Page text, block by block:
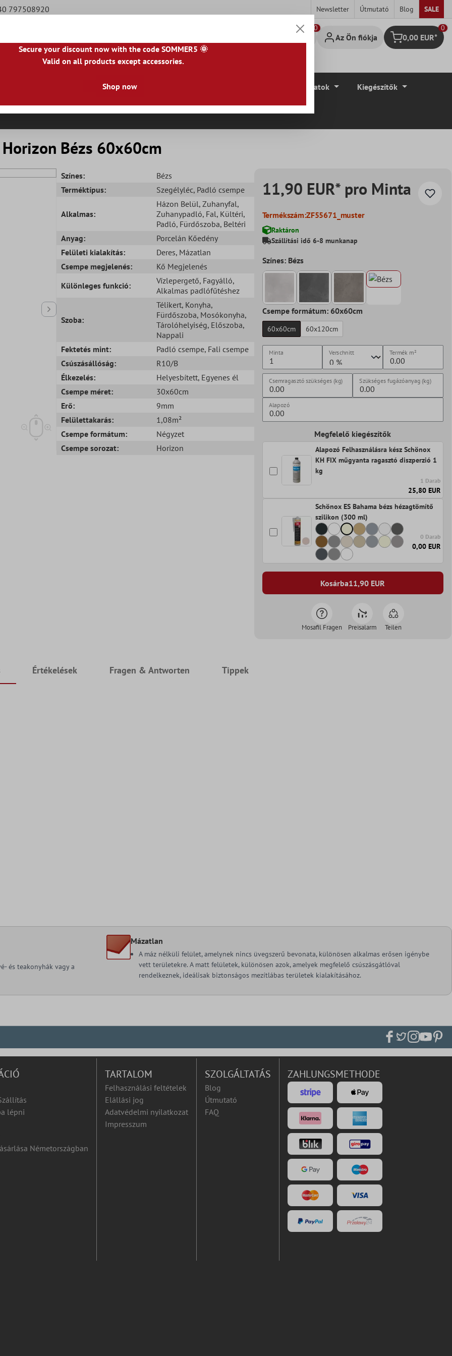
797508920 Newsletter Útmutató Blog SALE
Az Ön fiókja Bevásárló kosár
0
0,00 EUR*
|PL|PT|FI|GR|RO|NO|HU|BG|HR|
Teraszlapok Padlóburkolatok Kiegészítők
Bézs 60x60cm
Színes:
Bézs
Terméktípus:
Szegélyléc, Padló csempe
Alkalmas:
Házon Belül, Zuhanyfal,
Zuhanypadló, Fal, Kültéri,
Padló, Fürdőszoba, Beltéri
Anyag:
Porcelán Kőedény
Felületi kialakítás:
Deres, Mázatlan
Csempe megjelenés:
Kő Megjelenés
Különleges funkció:
Vízlepergető, Fagyálló,
Alkalmas padlófűtéshez
Szoba:
Télikert, Konyha,
Fürdőszoba, Mosókonyha,
Tárolóhelyiség, Előszoba,
Nappali
Fektetés mint:
Padló csempe, Fali csempe
Csúszásállóság:
R10/B
Élkezelés:
Helyesbített, Egyenes él
Csempe méret:
30x60cm
Erő:
9mm
Felülettakarás:
1,08m²
Csempe formátum:
Négyzet
Csempe sorozat:
Horizon
11,90 EUR* pro Minta
Termékszám:ZF55671_muster
Raktáron
Szállítási idő 6-8 munkanap
Színes: Bézs
Csempe formátum: 60x60cm
60x60cm 60x120cm
Minta Verschnitt Termék m²
Csemragasztó szükséges (kg) Szükséges fugázóanyag (kg)
Alapozó
Megfelelő kiegészítők
Alapozó Felhasználásra kész Schönox
KH FIX műgyanta ragasztó diszperzió 1
kg
1 Darab
25,80 EUR
Schönox ES Bahama bézs hézagtömítő
szilikon (300 ml)
0 Darab
0,00 EUR
Kosárba11,90 EUR
Mosafil Fragen Preisalarm Teilen
Értékelések Fragen & Antworten Tippek
és teakonyhák vagy a
Mázatlan
A máz nélküli felület, amelynek nincs üvegszerű bevonata, különösen alkalmas erősen igénybe
vett területekre. A matt felületek, különösen azok, amelyek megfelelő csúszásgátlóval
rendelkeznek, ideálisak biztonságos mezítlábas területek kialakításához.
lépni
Németországban
TARTALOM
Felhasználási feltételek
Elállási jog
Adatvédelmi nyilatkozat
Impresszum
SZOLGÁLTATÁS
Blog
Útmutató
FAQ
ZAHLUNGSMETHODE
Secure your discount now with the code SOMMER5 🌞
Valid on all products except accessories.
Shop now